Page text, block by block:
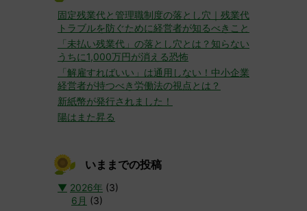
固定残業代と管理職制度の落とし穴｜残業代
トラブルを防ぐために経営者が知るべきこと
「未払い残業代」の落とし穴とは？知らない
うちに1,000万円が消える恐怖
「解雇すればいい」は通用しない！中小企業
経営者が持つべき労働法の視点とは？
新紙幣が発行されました！
陽はまた昇る
いままでの投稿
▼ 2026年 (3)
6月 (3)